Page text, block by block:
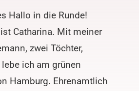
Hallo in die Runde!
Catharina. Mit meiner
zwei Töchter,
ich am grünen
Hamburg. Ehrenamtlich